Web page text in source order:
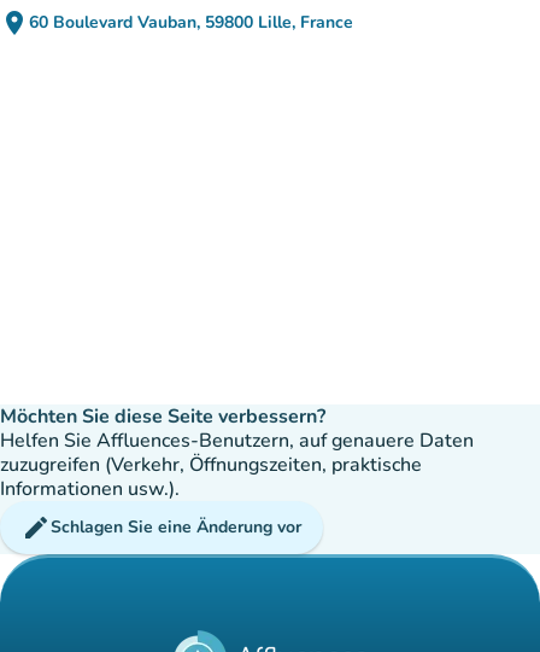
place 60 Boulevard Vauban, 59800 Lille, France
(in Google Maps öffnen)
(new tab)
Möchten Sie diese Seite verbessern?
Helfen Sie Affluences-Benutzern, auf genauere Daten
zuzugreifen (Verkehr, Öffnungszeiten, praktische
Informationen usw.).
editSchlagen Sie eine Änderung vor